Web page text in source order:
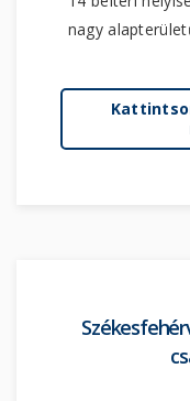
nagy